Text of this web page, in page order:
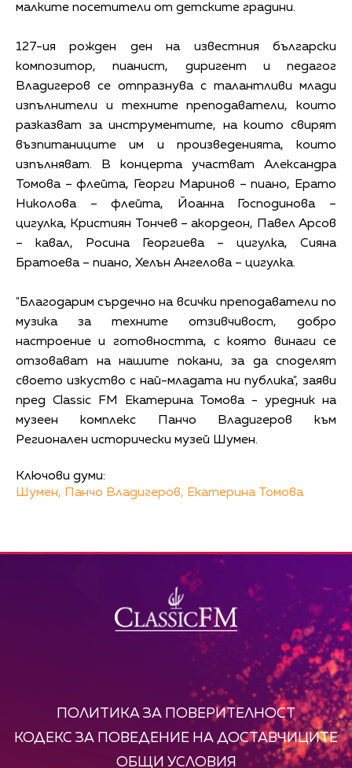
малките посетители от детските градини.
127-ия рожден ден на известния български
композитор, пианист, диригент и педагог
Владигеров се отпразнува с талантливи млади
изпълнители и техните преподаватели, които
разказват за инструментите, на които свирят
възпитаниците им и произведенията, които
изпълняват. В концерта участват Александра
Томова – флейта, Георги Маринов – пиано, Ерато
Николова – флейта, Йоанна Господинова –
цигулка, Кристиян Тончев – акордеон, Павел Арсов
– кавал, Росина Георгиева – цигулка, Сияна
Братоева – пиано, Хелън Ангелова – цигулка.
"Благодарим сърдечно на всички преподаватели по
музика за техните отзивчивост, добро
настроение и готовността, с която винаги се
отзовават на нашите покани, за да споделят
своето изкуство с най-младата ни публика", заяви
пред Classic FM Eкатерина Томова - уредник на
музеен комплекс Панчо Владигеров към
Регионален исторически музей Шумен.
Ключови думи:
Шумен, Панчо Владигеров, Екатерина Томова
ПОЛИТИКА ЗА ПОВЕРИТЕЛНОСТ
КОДЕКС ЗА ПОВЕДЕНИЕ НА ДОСТАВЧИЦИТЕ
ОБЩИ УСЛОВИЯ